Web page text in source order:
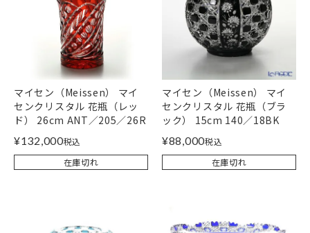
マイセン（Meissen） マイ
センクリスタル 花瓶（レッ
ド） 26cm ANT／205／26R
¥132,000税込
在庫切れ
マイセン（Meissen） マイ
センクリスタル 花瓶（ブラ
ック） 15cm 140／18BK
¥88,000税込
在庫切れ